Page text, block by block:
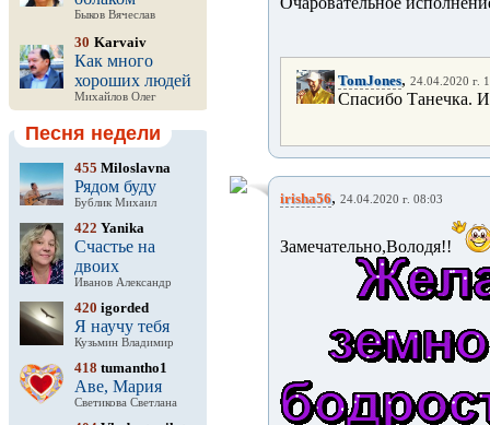
Быков Вячеслав
30 Karvaiv
Как много
хороших людей
Михайлов Олег
Песня недели
455 Miloslavna
Рядом буду
Бублик Михаил
422 Yanika
Счастье на
двоих
Иванов Александр
420 igorded
Я научу тебя
Кузьмин Владимир
418 tumantho1
Аве, Мария
Светикова Светлана
TomJones, 24.04.2020 г.
Спасибо Танечка.
irisha56, 24.04.2020 г. 08:03
Замечательно,Володя!!